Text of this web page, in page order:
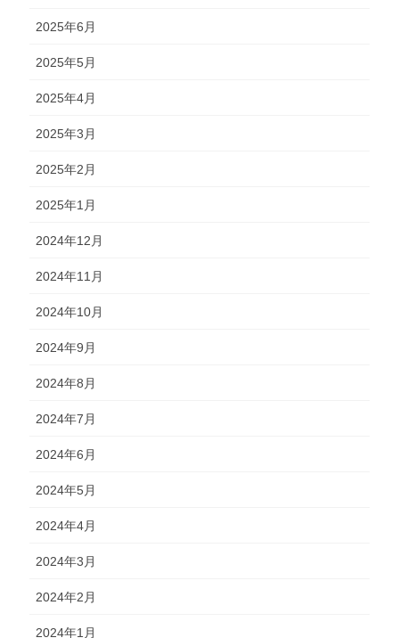
2025年6月
2025年5月
2025年4月
2025年3月
2025年2月
2025年1月
2024年12月
2024年11月
2024年10月
2024年9月
2024年8月
2024年7月
2024年6月
2024年5月
2024年4月
2024年3月
2024年2月
2024年1月